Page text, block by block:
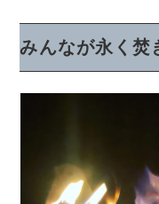
みんなが永く焚